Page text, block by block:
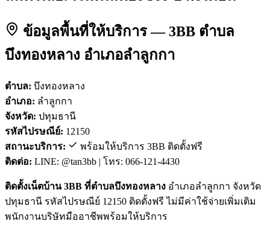
ข้อมูลพื้นที่ให้บริการ — 3BB ตำบล
บึงทองหลาง อำเภอลำลูกกา
ตำบล: บึงทองหลาง
อำเภอ: ลำลูกกา
จังหวัด: ปทุมธานี
รหัสไปรษณีย์: 12150
สถานะบริการ:
พร้อมให้บริการ 3BB ติดตั้งฟรี
ติดต่อ: LINE: @tan3bb | โทร: 066-121-4430
ติดตั้งเน็ตบ้าน 3BB ที่ตำบลบึงทองหลาง อำเภอลำลูกกา จังหวัด
ปทุมธานี รหัสไปรษณีย์ 12150 ติดตั้งฟรี ไม่มีค่าใช้จ่ายเพิ่มเติม
พนักงานบริษัทมืออาชีพพร้อมให้บริการ